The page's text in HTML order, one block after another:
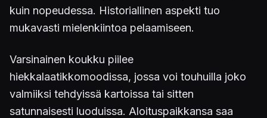
kuin nopeudessa. Historiallinen aspekti tuo
mukavasti mielenkiintoa pelaamiseen.
Varsinainen koukku piilee
hiekkalaatikkomoodissa, jossa voi touhuilla joko
valmiiksi tehdyissä kartoissa tai sitten
satunnaisesti luoduissa. Aloituspaikkansa saa